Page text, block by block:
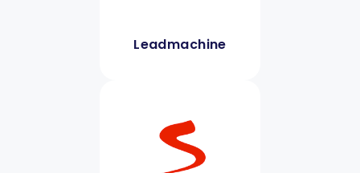
Leadmachine